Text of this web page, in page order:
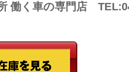
働く車の専門店